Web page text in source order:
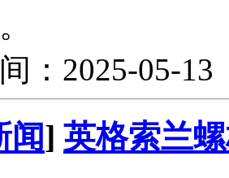
：2025-05-
闻] 英格索兰